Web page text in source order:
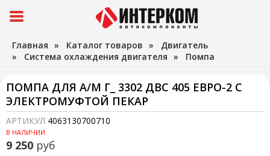
Главная » Каталог товаров » Двигатель
» Система охлаждения двигателя » Помпа
ПОМПА ДЛЯ А/М Г_ 3302 ДВС 405 ЕВРО-2 С
ЭЛЕКТРОМУФТОЙ ПЕКАР
АРТИКУЛ 4063130700710
В НАЛИЧИИ
9 250 руб